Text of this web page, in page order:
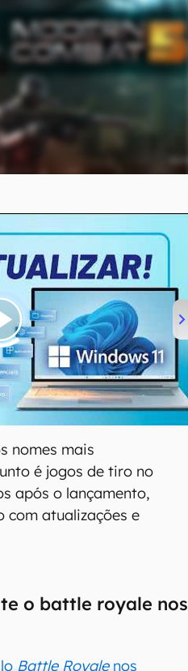
nomes mais
é jogos de tiro no
após o lançamento,
com atualizações e
o battle royale nos
Battle Royalenos